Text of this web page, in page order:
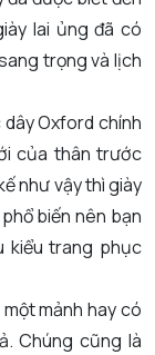
lai ủng đã có
trọng và lịch
Oxford chính
của thân trước
như vậy thì giày
biến nên bạn
kiểu trang phục
mảnh hay có
Chúng cũng là